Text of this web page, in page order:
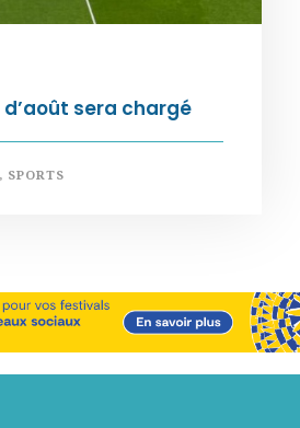
d’août sera chargé
, SPORTS